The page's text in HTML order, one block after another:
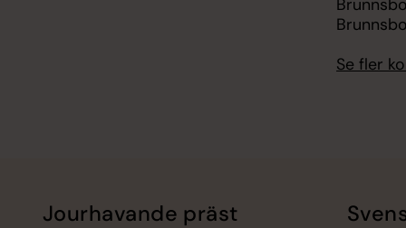
Se fler
Jourhavande präst